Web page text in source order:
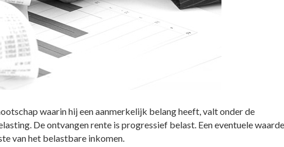
waarin hij een aanmerkelijk belang heeft, valt onder de
De ontvangen rente is progressief belast. Een eventuele
van het belastbare inkomen.